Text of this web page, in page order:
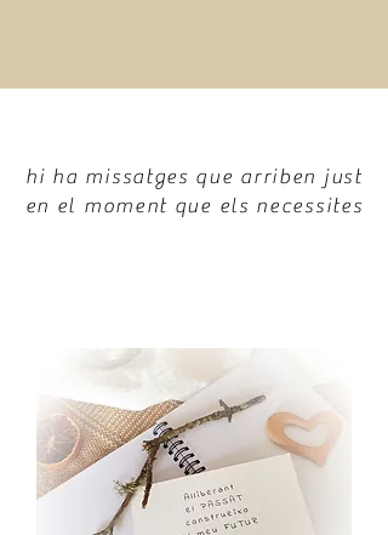
hi ha missatges que arriben just
en el moment que els necessites